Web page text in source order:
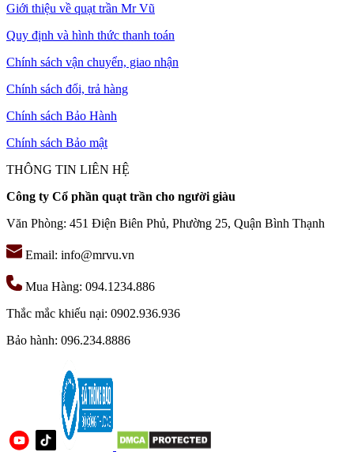
Mẫu quạt đèn led hiện đại WAVE
Giới thiệu về quạt trần Mr Vũ
Quy định và hình thức thanh toán
Chính sách vận chuyển, giao nhận
Chính sách đổi, trả hàng
Chính sách Bảo Hành
Chính sách Bảo mật
THÔNG TIN LIÊN HỆ
Công ty Cổ phần quạt trần cho người giàu
Văn Phòng: 451 Điện Biên Phủ, Phường 25, Quận Bình Thạnh
Email: info@mrvu.vn
Mua Hàng: 094.1234.886
Thắc mắc khiếu nại: 0902.936.936
Bảo hành: 096.234.8886